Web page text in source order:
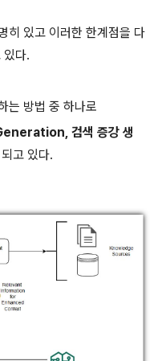
히 있고 이러한 한계점을 다
있다.
는 방법 중 하나로
검색 증강 생
고 있다.